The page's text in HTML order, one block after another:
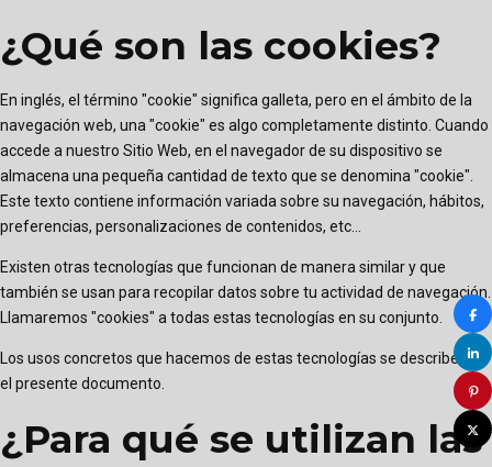
¿Qué son las cookies?
En inglés, el término "cookie" significa galleta, pero en el ámbito de la
navegación web, una "cookie" es algo completamente distinto. Cuando
accede a nuestro Sitio Web, en el navegador de su dispositivo se
almacena una pequeña cantidad de texto que se denomina "cookie".
Este texto contiene información variada sobre su navegación, hábitos,
preferencias, personalizaciones de contenidos, etc...
Existen otras tecnologías que funcionan de manera similar y que
también se usan para recopilar datos sobre tu actividad de navegación.
Llamaremos "cookies" a todas estas tecnologías en su conjunto.
Los usos concretos que hacemos de estas tecnologías se describen en
el presente documento.
¿Para qué se utilizan las